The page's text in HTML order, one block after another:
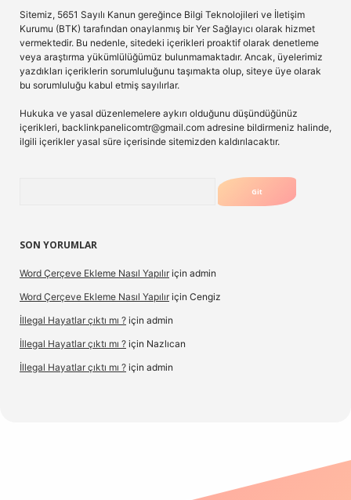
Sitemiz, 5651 Sayılı Kanun gereğince Bilgi Teknolojileri ve İletişim
Kurumu (BTK) tarafından onaylanmış bir Yer Sağlayıcı olarak hizmet
vermektedir. Bu nedenle, sitedeki içerikleri proaktif olarak denetleme
veya araştırma yükümlülüğümüz bulunmamaktadır. Ancak, üyelerimiz
yazdıkları içeriklerin sorumluluğunu taşımakta olup, siteye üye olarak
bu sorumluluğu kabul etmiş sayılırlar.
Hukuka ve yasal düzenlemelere aykırı olduğunu düşündüğünüz
içerikleri, backlinkpanelicomtr@gmail.com adresine bildirmeniz halinde,
ilgili içerikler yasal süre içerisinde sitemizden kaldırılacaktır.
SON YORUMLAR
Word Çerçeve Ekleme Nasıl Yapılır için admin
Word Çerçeve Ekleme Nasıl Yapılır için Cengiz
İllegal Hayatlar çıktı mı ? için admin
İllegal Hayatlar çıktı mı ? için Nazlıcan
İllegal Hayatlar çıktı mı ? için admin